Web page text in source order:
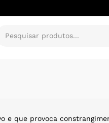
que provoca